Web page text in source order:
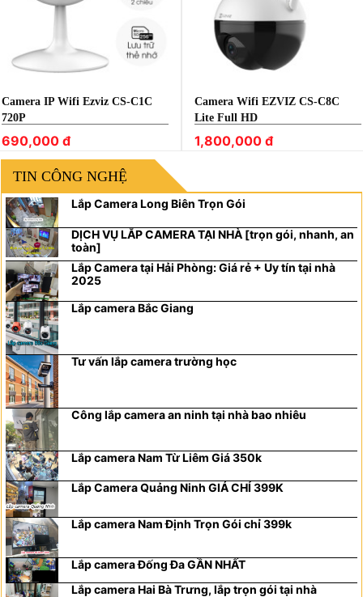
Camera IP Wifi Ezviz CS-C1C
720P
690,000 đ
Camera Wifi EZVIZ CS-C8C
Lite Full HD
1,800,000 đ
TIN CÔNG NGHỆ
Lắp Camera Long Biên Trọn Gói
DỊCH VỤ LẮP CAMERA TẠI NHÀ [trọn gói, nhanh, an
toàn]
Lắp Camera tại Hải Phòng: Giá rẻ + Uy tín tại nhà
2025
Lắp camera Bắc Giang
Tư vấn lắp camera trường học
Công lắp camera an ninh tại nhà bao nhiêu
Lắp camera Nam Từ Liêm Giá 350k
Lắp Camera Quảng Ninh GIÁ CHỈ 399K
Lắp camera Nam Định Trọn Gói chỉ 399k
Lắp camera Đống Đa GẦN NHẤT
Lắp camera Hai Bà Trưng, lắp trọn gói tại nhà